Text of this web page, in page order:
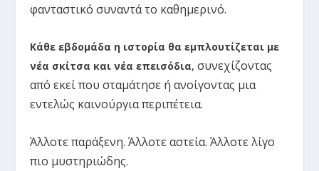
φανταστικό συναντά το καθημερινό.
Κάθε εβδομάδα η ιστορία θα εμπλουτίζεται με
νέα σκίτσα και νέα επεισόδια, συνεχίζοντας
από εκεί που σταμάτησε ή ανοίγοντας μια
εντελώς καινούργια περιπέτεια.
Άλλοτε παράξενη. Άλλοτε αστεία. Άλλοτε λίγο
πιο μυστηριώδης.